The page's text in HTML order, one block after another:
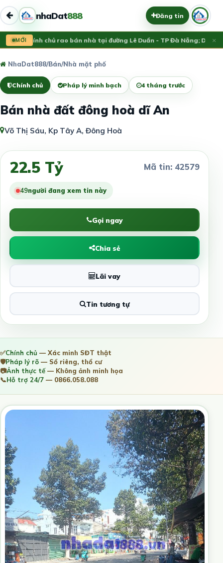
nhaDat888 Đăng tin
MỚI
đăng:Chính chủ rao bán nhà tại đường Lê Duẩn - TP Đà Nẵng; DT 1 ×
NhaDat888/Bán/Nhà mặt phố
Chính chủ Pháp lý minh bạch 4 tháng trước
Bán nhà đất đông hoà dĩ An
Võ Thị Sáu, Kp Tây A, Đông Hoà
22.5 Tỷ Mã tin: 42579
52người đang xem tin này
Gọi ngay
Chia sẻ
Lãi vay
Tin tương tự
✅Chính chủ — Xác minh SĐT thật
🛡️Pháp lý rõ — Sổ riêng, thổ cư
📷Ảnh thực tế— Không ảnh minh họa
📞Hỗ trợ 24/7 — 0866.058.088